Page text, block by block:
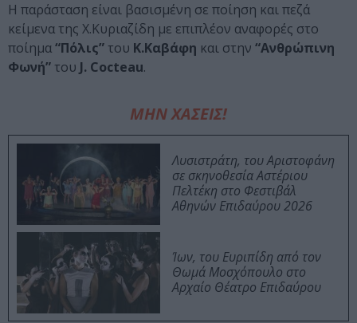
Η παράσταση είναι βασισμένη σε ποίηση και πεζά
κείμενα της Χ.Κυριαζίδη με επιπλέον αναφορές στο
ποίημα“Πόλις” του Κ.Καβάφη και στην “Ανθρώπινη
Φωνή” του J. Cocteau.
ΜΗΝ ΧΑΣΕΙΣ!
Λυσιστράτη, του Αριστοφάνη
σε σκηνοθεσία Αστέριου
Πελτέκη στο Φεστιβάλ
Αθηνών Επιδαύρου 2026
Ίων, του Ευριπίδη από τον
Θωμά Μοσχόπουλο στο
Αρχαίο Θέατρο Επιδαύρου